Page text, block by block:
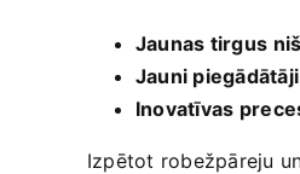
Jaunas ​tirgus
Jauni piegādātāji
Inovatīvas
Izpētot robežpāreju⁢